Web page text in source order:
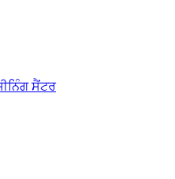
ਸੈਂਟਰ